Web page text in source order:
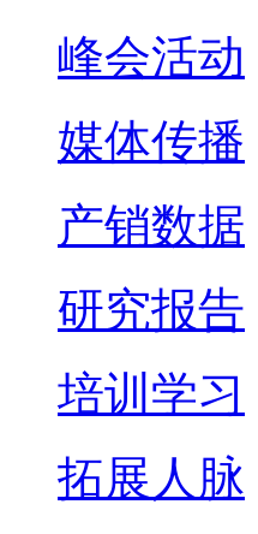
峰会活动
媒体传播
产销数据
研究报告
培训学习
拓展人脉